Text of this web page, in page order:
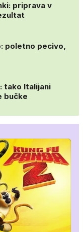
priprava v
poletno pecivo,
tako Italijani
bučke